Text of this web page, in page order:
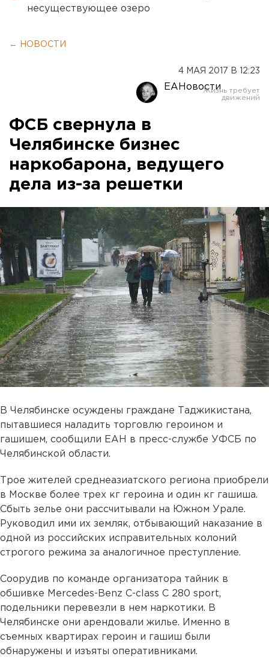
несуществующее озеро
← НОВОСТИ
4 МАЯ 2017 В 12:23
ЕАНовости
ФСБ свернула в
Челябинске бизнес
наркобарона, ведущего
дела из-за решетки
В Челябинске осуждены граждане Таджикистана,
пытавшиеся наладить торговлю героином и
гашишем, сообщили ЕАН в пресс-службе УФСБ по
Челябинской области.
Трое жителей среднеазиатского региона приобрели
в Москве более трех кг героина и один кг гашиша.
Сбыть зелье они рассчитывали на Южном Урале.
Руководил ими их земляк, отбывающий наказание в
одной из российских исправительных колоний
строгого режима за аналогичное преступление.
Соорудив по команде организатора тайник в
обшивке Mercedes-Benz C-class C 280 sport,
подельники перевезли в нем наркотики. В
Челябинске они арендовали жилье. Именно в
съемных квартирах героин и гашиш были
обнаружены и изъяты оперативниками.